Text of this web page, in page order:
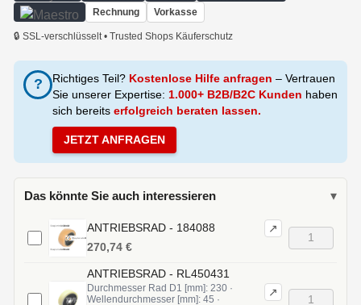
Rechnung Vorkasse
🔒 SSL-verschlüsselt • Trusted Shops Käuferschutz
? Richtiges Teil? Kostenlose Hilfe anfragen – Vertrauen
Sie unserer Expertise: 1.000+ B2B/B2C Kunden haben
sich bereits erfolgreich beraten lassen.
JETZT ANFRAGEN
Das könnte Sie auch interessieren ▾
ANTRIEBSRAD - 184088 ↗
270,74 €
ANTRIEBSRAD - RL450431
Durchmesser Rad D1 [mm]: 230 ·
Wellendurchmesser [mm]: 45 ·
↗